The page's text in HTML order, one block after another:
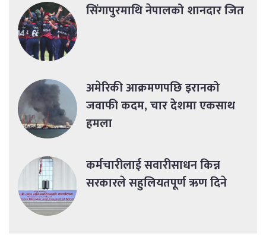
सिंगापुरमाथि नेपालको शानदार जित
अमेरिकी आक्रमणपछि इरानको
जवाफी कदम, चार देशमा एकसाथ
हमला
कर्मचारीलाई सवारीसाधन किन्न
सरकारले सहुलियतपूर्ण ऋण दिने